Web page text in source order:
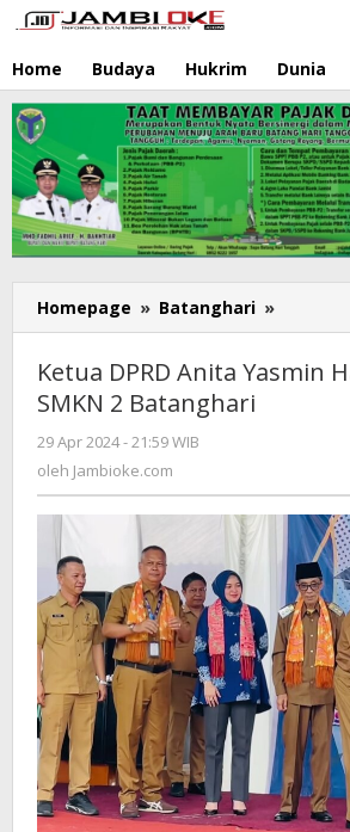
Lewati
ke
konten
Home Budaya Hukrim Dunia
Homepage » Batanghari »
DPRD
Yasmin
Ketua DPRD Anita Yasmin
SMKN 2 Batanghari
29 Apr 2024 - 21:59 WIB
oleh Jambioke.com